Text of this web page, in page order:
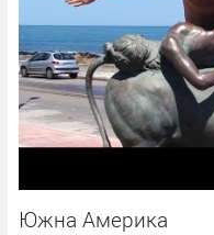
Южна Америка